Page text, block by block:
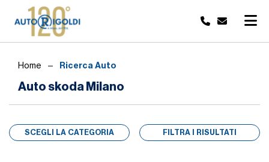
Auto skoda Milano
Home Ricerca Auto
SCEGLI LA CATEGORIA FILTRA I RISULTATI